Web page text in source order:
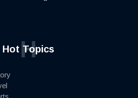
Hot Topics
H